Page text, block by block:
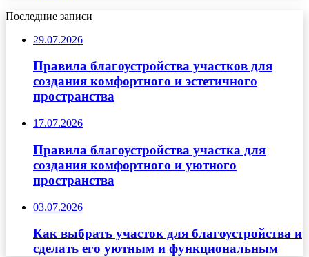
Последние записи
29.07.2026
Правила благоустройства участков для
создания комфортного и эстетичного
пространства
17.07.2026
Правила благоустройства участка для
создания комфортного и уютного
пространства
03.07.2026
Как выбрать участок для благоустройства и
сделать его уютным и функциональным